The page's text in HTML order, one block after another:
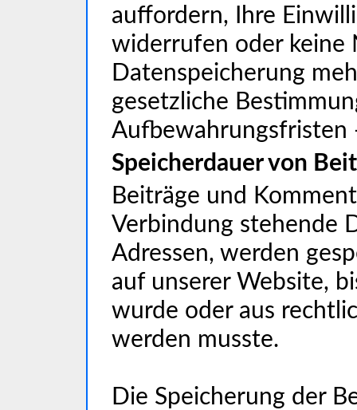
auffordern, Ihre
widerrufen oder keine
Datenspeicherung
gesetzliche
Aufbewahrungsfristen
Speicherdauer von
Beiträge und
Verbindung stehende
Adressen, werden
auf unserer Website,
wurde oder aus
werden musste.
Die Speicherung der